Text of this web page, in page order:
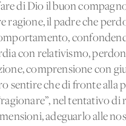
di Dio il buon
ragione, il padre che
con relativismo,
comprensione con
sentire che di fronte alla
nel tentativo di
adeguarlo alle